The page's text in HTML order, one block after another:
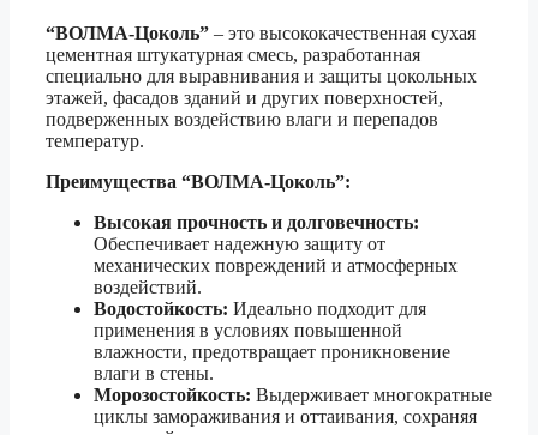
“ВОЛМА-Цоколь” – это высококачественная сухая
цементная штукатурная смесь, разработанная
специально для выравнивания и защиты цокольных
этажей, фасадов зданий и других поверхностей,
подверженных воздействию влаги и перепадов
температур.
Преимущества “ВОЛМА-Цоколь”:
Высокая прочность и долговечность:
Обеспечивает надежную защиту от
механических повреждений и атмосферных
воздействий.
Водостойкость: Идеально подходит для
применения в условиях повышенной
влажности, предотвращает проникновение
влаги в стены.
Морозостойкость: Выдерживает многократные
циклы замораживания и оттаивания, сохраняя